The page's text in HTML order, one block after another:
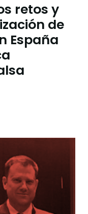
retos y
de
España